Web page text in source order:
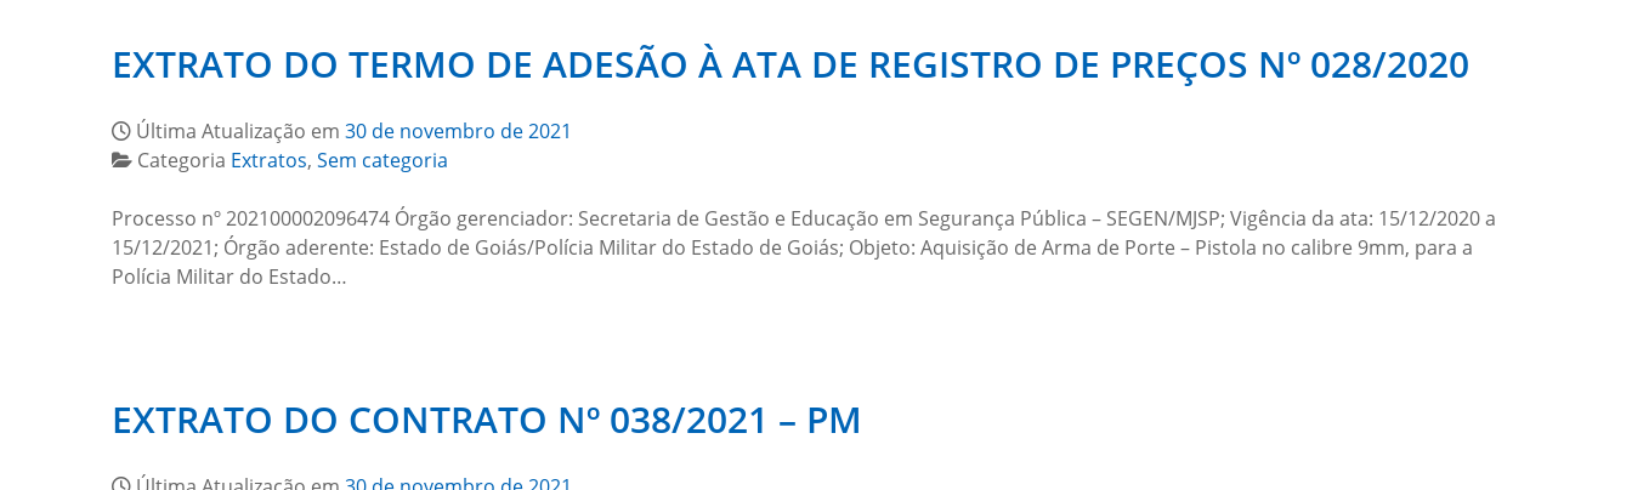
EXTRATO DO TERMO DE ADESÃO À ATA DE REGISTRO DE PREÇOS Nº 028/2020
Última Atualização em 30 de novembro de 2021
Categoria Extratos, Sem categoria
Processo nº 202100002096474 Órgão gerenciador: Secretaria de Gestão e Educação em Segurança Pública – SEGEN/MJSP; Vigência da ata: 15/12/2020 a
15/12/2021; Órgão aderente: Estado de Goiás/Polícia Militar do Estado de Goiás; Objeto: Aquisição de Arma de Porte – Pistola no calibre 9mm, para a
Polícia Militar do Estado…
EXTRATO DO CONTRATO Nº 038/2021 – PM